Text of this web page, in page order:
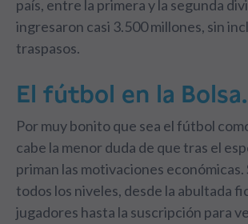
país, entre la primera y la segunda
ingresaron casi 3.500 millones, sin
traspasos.
El fútbol en la Bolsa.
Por muy bonito que sea el fútbol
cabe la menor duda de que tras el
priman las motivaciones económicas.
todos los niveles, desde la abultada
jugadores hasta la suscripción para